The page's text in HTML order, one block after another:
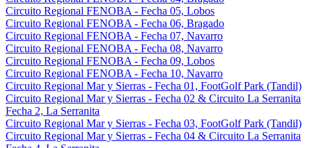
Circuito Regional FENOBA - Fecha 05, Lobos
Circuito Regional FENOBA - Fecha 06, Bragado
Circuito Regional FENOBA - Fecha 07, Navarro
Circuito Regional FENOBA - Fecha 08, Navarro
Circuito Regional FENOBA - Fecha 09, Lobos
Circuito Regional FENOBA - Fecha 10, Navarro
Circuito Regional Mar y Sierras - Fecha 01, FootGolf Park (Tandil)
Circuito Regional Mar y Sierras - Fecha 02 & Circuito La Serranita
Fecha 2, La Serranita
Circuito Regional Mar y Sierras - Fecha 03, FootGolf Park (Tandil)
Circuito Regional Mar y Sierras - Fecha 04 & Circuito La Serranita